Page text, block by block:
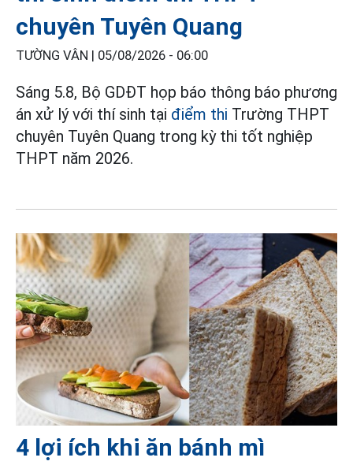
chuyên Tuyên Quang
TƯỜNG VÂN | 05/08/2026 - 06:00
Sáng 5.8, Bộ GDĐT họp báo thông báo phương
án xử lý với thí sinh tại điểm thi Trường THPT
chuyên Tuyên Quang trong kỳ thi tốt nghiệp
THPT năm 2026.
4 lợi ích khi ăn bánh mì